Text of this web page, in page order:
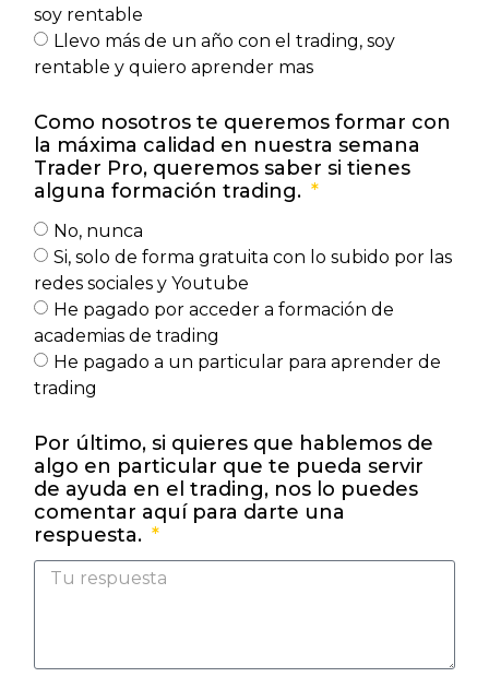
soy rentable
Llevo más de un año con el trading, soy
rentable y quiero aprender mas
Como nosotros te queremos formar con
la máxima calidad en nuestra semana
Trader Pro, queremos saber si tienes
alguna formación trading.
No, nunca
Si, solo de forma gratuita con lo subido por las
redes sociales y Youtube
He pagado por acceder a formación de
academias de trading
He pagado a un particular para aprender de
trading
Por último, si quieres que hablemos de
algo en particular que te pueda servir
de ayuda en el trading, nos lo puedes
comentar aquí para darte una
respuesta.